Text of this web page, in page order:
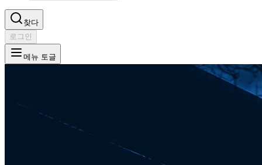
찾다
로그인
메뉴 토글